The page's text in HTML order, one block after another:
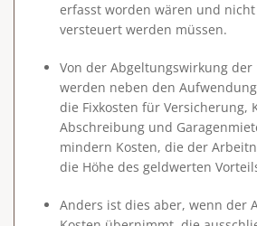
erfasst worden wären und
versteuert werden müssen.
Von der Abgeltungswirkung der
werden neben den
die Fixkosten für Versicherung,
Abschreibung und
mindern Kosten, die der
die Höhe des geldwerten
Anders ist dies aber, wenn der